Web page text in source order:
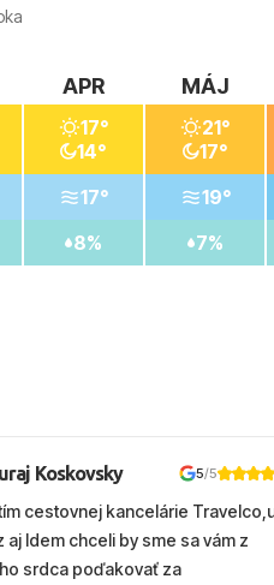
APR
17°
14°
17°
8%
MÁJ
21°
17°
19°
7%
Koskovsky 5/5
cestovnej kancelárie
aj Idem chceli by sme sa vám z
srdca poďakovať za